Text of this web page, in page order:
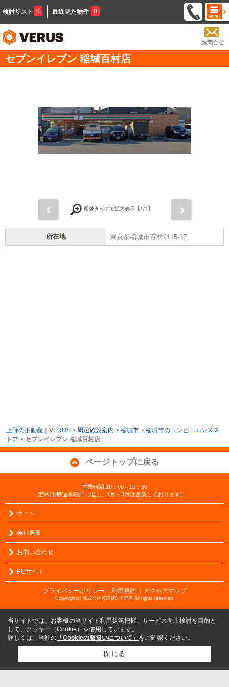
検討リスト 0 最近見た物件 0
お問合せ
セブンイレブン 稲城百村店
画像タップで拡大表示【1/1】
所在地 東京都稲城市百村2115-17
上野の不動産｜VERUS > 周辺施設案内 > 稲城市 > 稲城市のコンビニエンスス
トア > セブンイレブン 稲城百村店
ページトップに戻る
営業時間:10：00～19：30
定休日:毎週水曜日（但し、1月～3月は営業しております）
ホーム
会社概要
お問い合わせ
PCサイト
プライバシーポリシー ｜ 利用規約 ｜アクセスマップ
Copyright(c) 株式会社VERUS 上野店 All rights reserved.
当サイトでは、お客様の当サイト利用状況把握、サービス向上検討を目的と
して、クッキー（Cookie）を使用しています。
詳しくは、当社の 「Cookieの取扱いについて」 をご確認ください。
閉じる